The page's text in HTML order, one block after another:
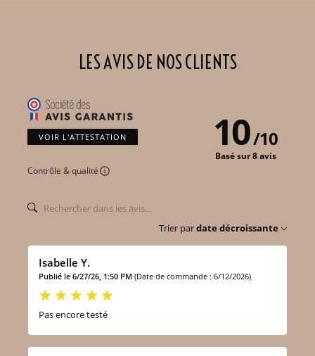
LES AVIS DE NOS CLIENTS
VOIR L'ATTESTATION
Contrôle & qualité
10/10
Basé sur 8 avis
Trier pardate décroissante
Isabelle Y.
Publié le 6/27/26, 1:50 PM (Date de commande : 6/12/2026)
Pas encore testé